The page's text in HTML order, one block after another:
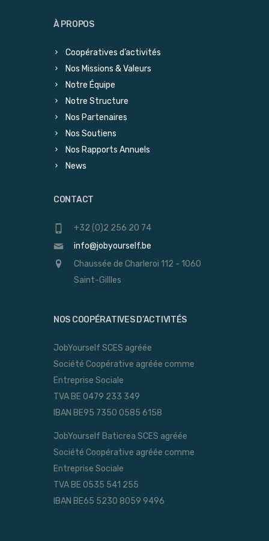
À PROPOS
Coopératives d’activités
Nos Missions & Valeurs
Notre Équipe
Notre Structure
Nos Partenaires
Nos Soutiens
Nos Rapports Annuels
News
CONTACT
+32 (0)2 256 20 74
info@jobyourself.be
Chaussée de Charleroi 112 - 1060
Saint-Gillles
NOS COOPÉRATIVES D’ACTIVITÉS
JobYourself SCES agréée
Société Coopérative agréée comme
Entreprise Sociale
TVA BE 0479 233 349
IBAN BE95 7350 0585 6158
JobYourself Baticrea SCES agréée
Société Coopérative agréée comme
Entreprise Sociale
TVA BE 0535 541 255
IBAN BE65 5230 8059 9496